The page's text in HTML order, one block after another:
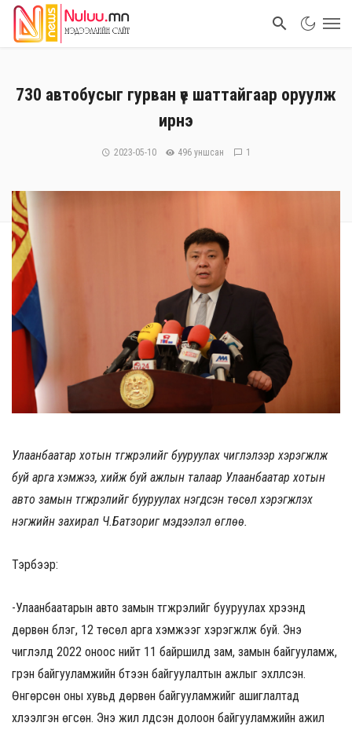
730 автобусыг гурван үе шаттайгаар оруулж
ирнэ
2023-05-10 496 уншсан 1
Улаанбаатар хотын түгжрэлийг бууруулах чиглэлээр хэрэгжүүлж
буй арга хэмжээ, хийж буй ажлын талаар Улаанбаатар хотын
авто замын түгжрэлийг бууруулах нэгдсэн төсөл хэрэгжүүлэх
нэгжийн захирал Ч.Батзориг мэдээлэл өглөө.
Тэрбээр:
-Улаанбаатарын авто замын түгжрэлийг бууруулах хүрээнд
дөрвөн бүлэг, 12 төсөл арга хэмжээг хэрэгжүүлж буй. Энэ
чиглэлд 2022 оноос нийт 11 байршилд зам, замын байгууламж,
гүүрэн байгууламжийн бүтээн байгуулалтын ажлыг эхлүүлсэн.
Өнгөрсөн оны хувьд дөрвөн байгууламжийг ашиглалтад
хүлээлгэн өгсөн. Энэ жил үлдсэн долоон байгууламжийн ажил